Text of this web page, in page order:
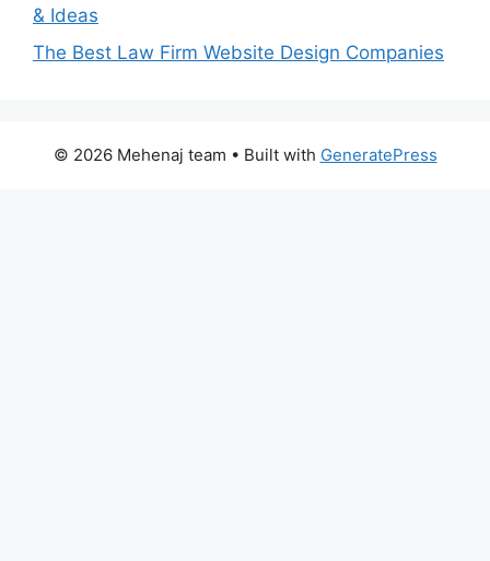
& Ideas
The Best Law Firm Website Design Companies
© 2026 Mehenaj team • Built with GeneratePress